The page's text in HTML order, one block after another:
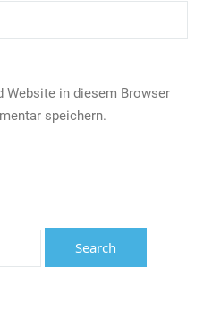
Website in diesem Browser
speichern.